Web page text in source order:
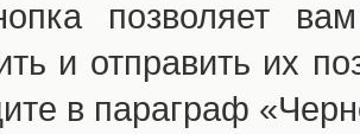
позволяет
и отправить их
в параграф